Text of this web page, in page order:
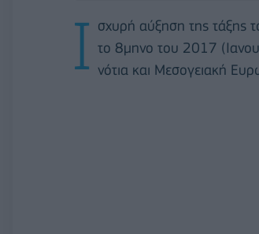
Ι σχυρή αύξηση της τάξης
το 8μηνο του 2017
νότια και Μεσογειακή